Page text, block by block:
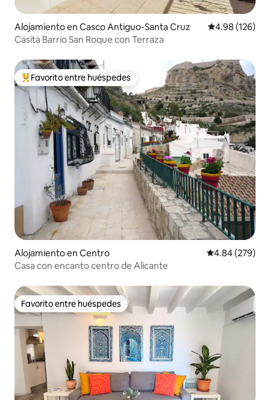
Alojamiento en Casco Antiguo-Santa Cruz Calificación
4.98 (126)
Casita Barrio San Roque con Terraza
Favorito entre huéspedes preferido
Favorito entre huéspedes
Alojamiento en Centro Calificación
4.84 (279)
Casa con encanto centro de Alicante
Favorito entre huéspedes
Favorito entre huéspedes